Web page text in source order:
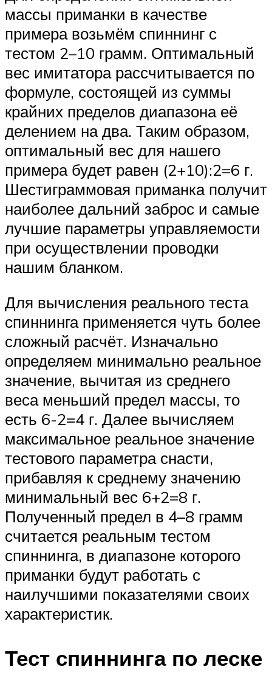
массы приманки в качестве
примера возьмём спиннинг с
тестом 2–10 грамм. Оптимальный
вес имитатора рассчитывается по
формуле, состоящей из суммы
крайних пределов диапазона её
делением на два. Таким образом,
оптимальный вес для нашего
примера будет равен (2+10):2=6 г.
Шестиграммовая приманка получит
наиболее дальний заброс и самые
лучшие параметры управляемости
при осуществлении проводки
нашим бланком.
Для вычисления реального теста
спиннинга применяется чуть более
сложный расчёт. Изначально
определяем минимально реальное
значение, вычитая из среднего
веса меньший предел массы, то
есть 6-2=4 г. Далее вычисляем
максимальное реальное значение
тестового параметра снасти,
прибавляя к среднему значению
минимальный вес 6+2=8 г.
Полученный предел в 4–8 грамм
считается реальным тестом
спиннинга, в диапазоне которого
приманки будут работать с
наилучшими показателями своих
характеристик.
Тест спиннинга по леске